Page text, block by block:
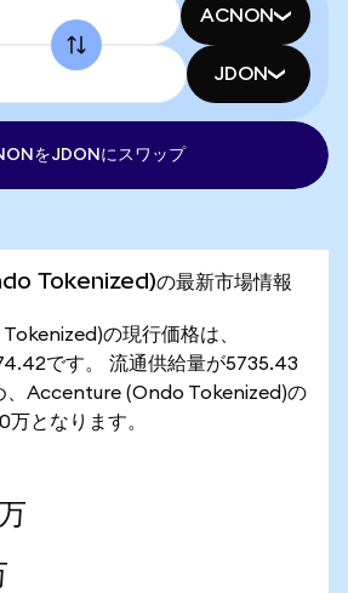
ACNON
JDON
をJDONにスワップ
Tokenized)の最新市場情報
の現行価格は、
です。 流通供給量が5735.43
、Accenture (Ondo Tokenized)の
万となります。